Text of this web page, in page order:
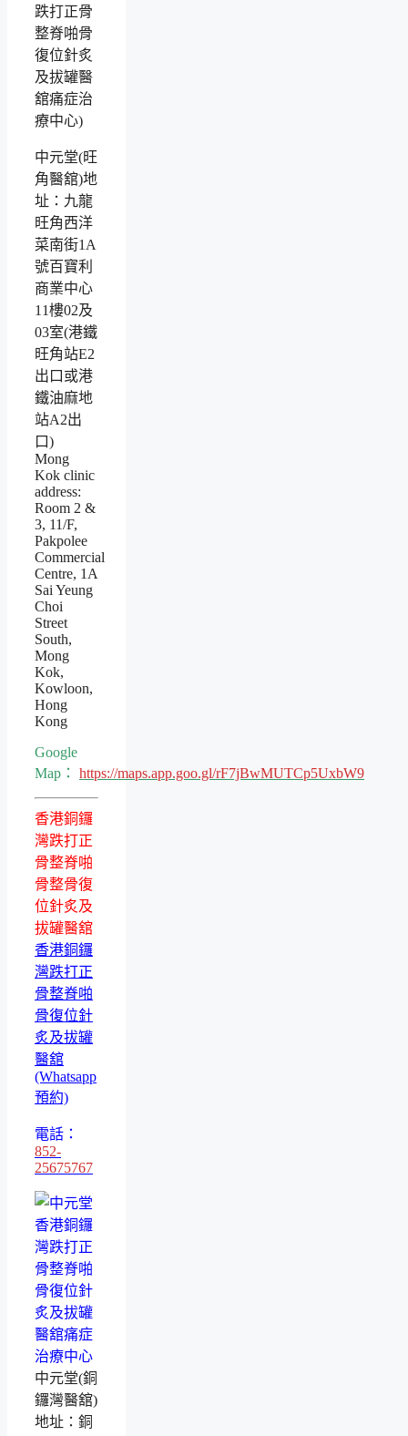
中元堂(旺
角醫舘)地
址：九龍
旺角西洋
菜南街1A
號百寶利
商業中心
11樓02及
03室(港鐵
旺角站E2
出口或港
鐵油麻地
站A2出
口)
Mong
Kok clinic
address:
Room 2 &
3, 11/F,
Pakpolee
Commercial
Centre, 1A
Sai Yeung
Choi
Street
South,
Mong
Kok,
Kowloon,
Hong
Kong
Google
Map： https://maps.app.goo.gl/rF7jBwMUTCp5UxbW9
香港銅鑼
灣跌打正
骨整脊啪
骨整骨復
位針炙及
拔罐醫舘
香港銅鑼
灣跌打正
骨整脊啪
骨復位針
炙及拔罐
醫舘
(Whatsapp
預約)
電話：
852-
25675767
中元堂(銅
鑼灣醫舘)
地址：銅